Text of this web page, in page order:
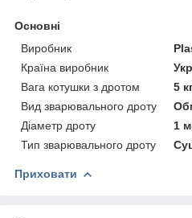
Основні
Виробник
Країна виробник
Вага котушки з дротом
5
Вид зварювального дроту
Діаметр дроту
1
Тип зварювального дроту
Приховати